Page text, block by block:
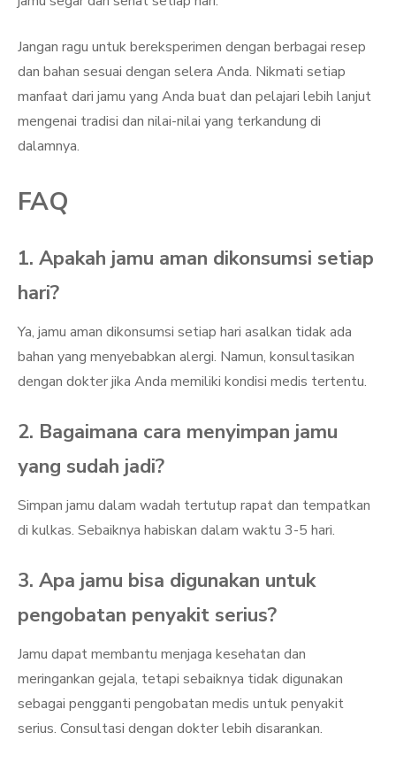
Jangan ragu untuk bereksperimen dengan berbagai resep
dan bahan sesuai dengan selera Anda. Nikmati setiap
manfaat dari jamu yang Anda buat dan pelajari lebih lanjut
mengenai tradisi dan nilai-nilai yang terkandung di
dalamnya.
FAQ
1. Apakah jamu aman dikonsumsi setiap
hari?
Ya, jamu aman dikonsumsi setiap hari asalkan tidak ada
bahan yang menyebabkan alergi. Namun, konsultasikan
dengan dokter jika Anda memiliki kondisi medis tertentu.
2. Bagaimana cara menyimpan jamu
yang sudah jadi?
Simpan jamu dalam wadah tertutup rapat dan tempatkan
di kulkas. Sebaiknya habiskan dalam waktu 3-5 hari.
3. Apa jamu bisa digunakan untuk
pengobatan penyakit serius?
Jamu dapat membantu menjaga kesehatan dan
meringankan gejala, tetapi sebaiknya tidak digunakan
sebagai pengganti pengobatan medis untuk penyakit
serius. Consultasi dengan dokter lebih disarankan.